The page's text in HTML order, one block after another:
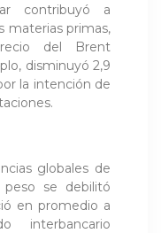
contribuyó a
materias primas,
del Brent
disminuyó 2,9
la intención de
globales de
peso se debilitó
en promedio a
interbancario